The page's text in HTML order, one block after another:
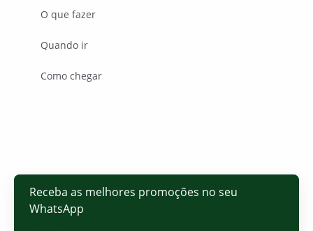
O que fazer
Quando ir
Como chegar
Receba as melhores promoções no seu
WhatsApp